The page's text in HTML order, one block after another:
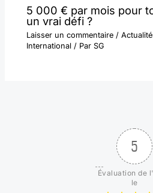
5 000 € par mois pour
un vrai défi ?
Laisser un commentaire /
International / Par SG
5
Évaluation de
le